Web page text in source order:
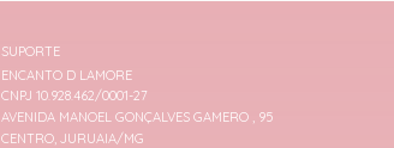
SUPORTE
ENCANTO D LAMORE
CNPJ 10.928.462/0001-27
AVENIDA MANOEL GONÇALVES GAMERO , 95
CENTRO, JURUAIA/MG